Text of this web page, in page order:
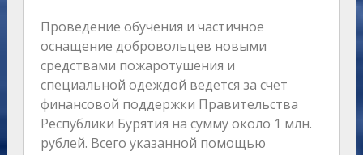
Проведение обучения и частичное
оснащение добровольцев новыми
средствами пожаротушения и
специальной одеждой ведется за счет
финансовой поддержки Правительства
Республики Бурятия на сумму около 1 млн.
рублей. Всего указанной помощью